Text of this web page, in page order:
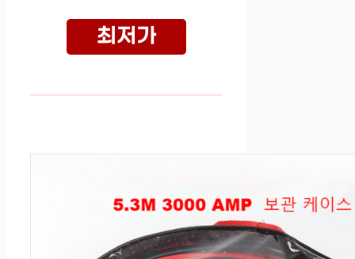
최저가